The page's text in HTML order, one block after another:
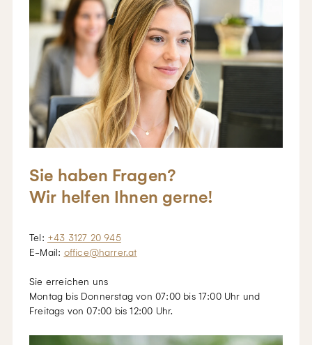
Sie haben Fragen?
Wir helfen Ihnen gerne!
Tel: +43 3127 20 945
E-Mail: office@harrer.at
Sie erreichen uns
Montag bis Donnerstag von 07:00 bis 17:00 Uhr und
Freitags von 07:00 bis 12:00 Uhr.